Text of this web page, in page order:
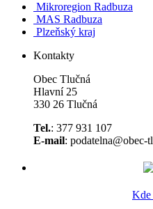
Mikroregion Radbuza
MAS Radbuza
Plzeňský kraj
Kontakty
Obec Tlučná
Hlavní 25
330 26 Tlučná
Tel.: 377 931 107
E-mail: podatelna@obec-
Kde